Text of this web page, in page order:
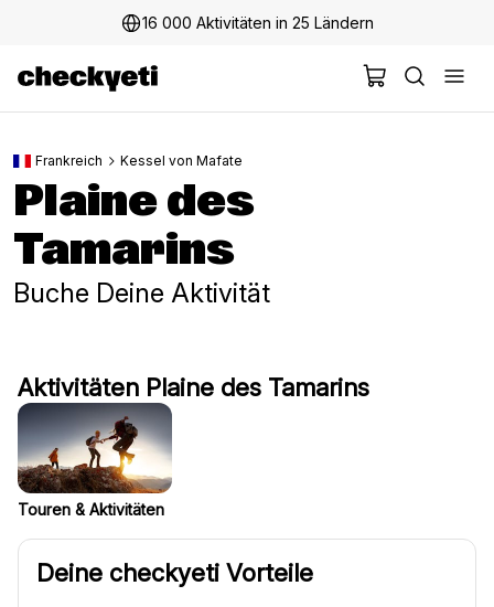
16 000 Aktivitäten in 25 Ländern
Frankreich Kessel von Mafate
Plaine des
Tamarins
Buche Deine Aktivität
Aktivitäten Plaine des Tamarins
Touren & Aktivitäten
Deine checkyeti Vorteile